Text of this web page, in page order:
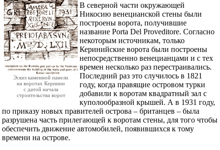
Эскиз каменной панели
на воротах Керинии
с датой начала
строительства ворот
В северной части окружающей
Никосию венецианской стены были
построены ворота, получившие
название Porta Del Proveditore. Согласно
некоторым источникам, только
Керинийские ворота были построены
непосредственно венецианцами и с тех
времен несколько раз перестраивались.
Последний раз это случилось в 1821
году, когда правящие островом турки
добавили к воротам квадратный зал с
куполообразной крышей. А в 1931 году,
по приказу новых правителей острова – британцев – была
разрушена часть прилегающей к воротам стены, для того чтобы
обеспечить движение автомобилей, появившихся к тому
времени на острове.